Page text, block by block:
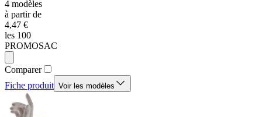
4 modèles
à partir de
4,47 €
les 100
PROMOSAC
Comparer
Fiche produit Voir les modèles